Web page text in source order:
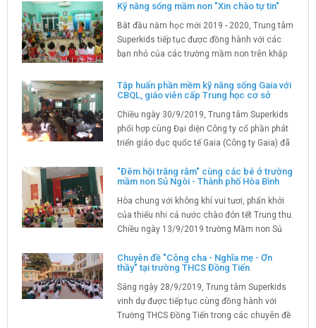
Kỹ năng sống mầm non "Xin chào tự tin"
Bắt đầu năm học mới 2019 - 2020, Trung tâm
Superkids tiếp tục được đồng hành với các
bạn nhỏ của các trường mầm non trên khắp
kỹ năng sống cực kì vui nhộn và đáng...
Tập huấn phần mềm kỹ năng sống Gaia với
CBQL, giáo viên cấp Trung học cơ sở
Chiều ngày 30/9/2019, Trung tâm Superkids
phối hợp cùng Đại diện Công ty cổ phần phát
triển giáo dục quốc tế Gaia (Công ty Gaia) đã
năng sống thông qua giảng dạy trên phần
mềm với các CBQL, giáo viên của các trường
cấp trung học cơ sở...
"Đêm hội trăng rằm" cùng các bé ở trường
mầm non Sủ Ngòi - Thành phố Hòa Bình
Hòa chung với không khí vui tươi, phấn khởi
của thiếu nhi cả nước chào đón tết Trung thu.
Chiều ngày 13/9/2019 trường Mầm non Sủ
Tết trung thu" cho gần 200 cháu học sinh
trong toàn...
Chuyên đề "Công cha - Nghĩa mẹ - Ơn
thầy" tại trường THCS Đồng Tiến
Sáng ngày 28/9/2019, Trung tâm Superkids
vinh dự được tiếp tục cùng đồng hành với
Trường THCS Đồng Tiến trong các chuyên đề